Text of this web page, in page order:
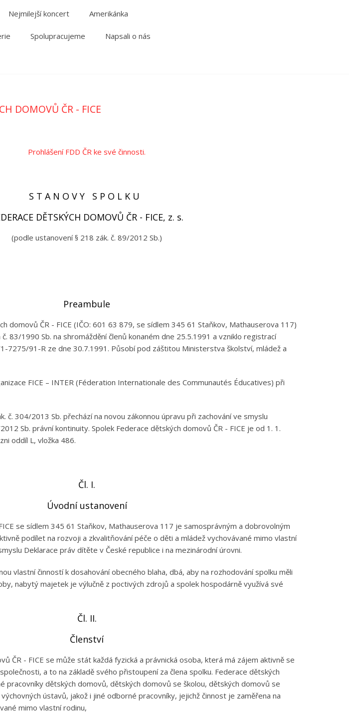
Nejmilejší koncert Amerikánka
Spolupracujeme Napsali o nás
DOMOVŮ ČR - FICE
Prohlášení FDD ČR ke své činnosti.
S T A N O V Y S P O L K U
DĚTSKÝCH DOMOVŮ ČR - FICE, z. s.
(podle ustanovení § 218 zák. č. 89/2012 Sb.)
Preambule
domovů ČR - FICE (IČO: 601 63 879, se sídlem 345 61 Staňkov, Mathauserova 117)
83/1990 Sb. na shromáždění členů konaném dne 25.5.1991 a vzniklo registrací
7275/91-R ze dne 30.7.1991. Působí pod záštitou Ministerstva školství, mládež a
FICE – INTER (Féderation Internationale des Communautés Éducatives) při
č. 304/2013 Sb. přechází na novou zákonnou úpravu při zachování ve smyslu
Sb. právní kontinuity. Spolek Federace dětských domovů ČR - FICE je od 1. 1.
oddíl L, vložka 486.
Čl. I.
Úvodní ustanovení
se sídlem 345 61 Staňkov, Mathauserova 117 je samosprávným a dobrovolným
podílet na rozvoji a zkvalitňování péče o děti a mládež vychovávané mimo vlastní
Deklarace práv dítěte v České republice i na mezinárodní úrovni.
vlastní činností k dosahování obecného blaha, dbá, aby na rozhodování spolku měli
nabytý majetek je výlučně z poctivých zdrojů a spolek hospodárně využívá své
Čl. II.
Členství
ČR - FICE se může stát každá fyzická a právnická osoba, která má zájem aktivně se
a to na základě svého přistoupení za člena spolku. Federace dětských
pracovníky dětských domovů, dětských domovů se školou, dětských domovů se
ústavů, jakož i jiné odborné pracovníky, jejichž činnost je zaměřena na
mimo vlastní rodinu,